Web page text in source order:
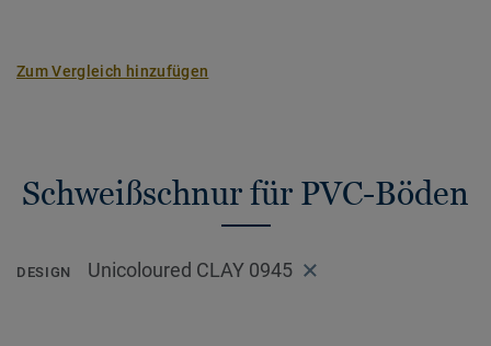
Zum Vergleich hinzufügen
Schweißschnur für PVC-Böden
DESIGN Unicoloured CLAY 0945